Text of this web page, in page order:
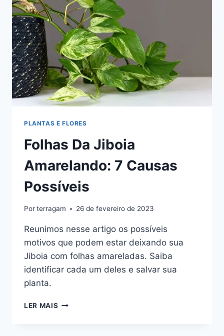
EXUBERANTE!
PLANTAS E FLORES
Folhas Da Jiboia
Amarelando: 7 Causas
Possíveis
Porterragam 26 de fevereiro de 2023
Reunimos nesse artigo os possíveis
motivos que podem estar deixando sua
Jiboia com folhas amareladas. Saiba
identificar cada um deles e salvar sua
planta.
LER MAIS FOLHAS